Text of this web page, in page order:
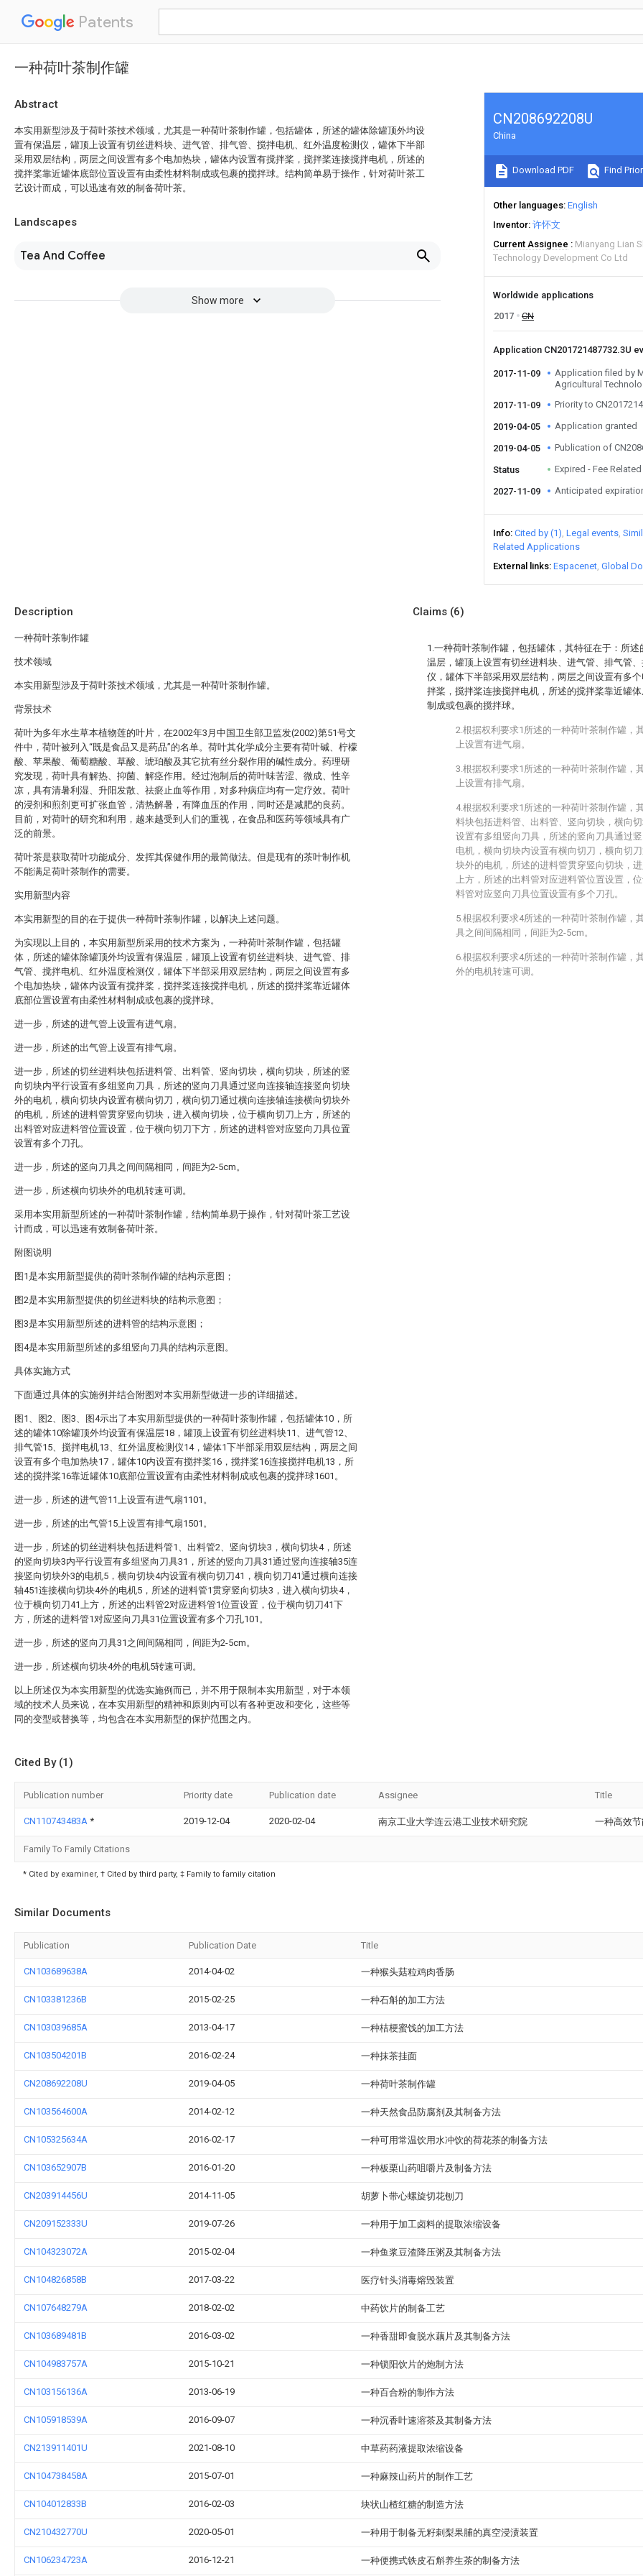
Patents
一种荷叶茶制作罐
Abstract
本实用新型涉及于荷叶茶技术领域，尤其是一种荷叶茶制作罐，包括罐体，所述的罐体除罐顶外均设
置有保温层，罐顶上设置有切丝进料块、进气管、排气管、搅拌电机、红外温度检测仪，罐体下半部
采用双层结构，两层之间设置有多个电加热块，罐体内设置有搅拌桨，搅拌桨连接搅拌电机，所述的
搅拌桨靠近罐体底部位置设置有由柔性材料制成或包裹的搅拌球。结构简单易于操作，针对荷叶茶工
艺设计而成，可以迅速有效的制备荷叶茶。
Landscapes
Tea And Coffee
Show more
CN208692208U
China
Download PDF Find
Other languages English
Inventor 许怀文
Current Assignee
Mianyang Lian
Technology Development Co Ltd
Worldwide applications
2017
CN
Application CN201721487732.3U
2017-11-09
Application filed by
Agricultural
2017-11-09
Priority to
2019-04-05 Application granted
2019-04-05 Publication of
Status Expired - Fee Related
2027-11-09 Anticipated
Info Cited by (1) Legal events
Related Applications
External links Espacenet Global
Description
一种荷叶茶制作罐
技术领域
本实用新型涉及于荷叶茶技术领域，尤其是一种荷叶茶制作罐。
背景技术
荷叶为多年水生草本植物莲的叶片，在2002年3月中国卫生部卫监发(2002)第51号文
件中，荷叶被列入“既是食品又是药品”的名单。荷叶其化学成分主要有荷叶碱、柠檬
酸、苹果酸、葡萄糖酸、草酸、琥珀酸及其它抗有丝分裂作用的碱性成分。药理研
究发现，荷叶具有解热、抑菌、解痉作用。经过泡制后的荷叶味苦涩、微成、性辛
凉，具有清暑利湿、升阳发散、祛瘀止血等作用，对多种病症均有一定疗效。荷叶
的浸剂和煎剂更可扩张血管，清热解暑，有降血压的作用，同时还是减肥的良药。
目前，对荷叶的研究和利用，越来越受到人们的重视，在食品和医药等领域具有广
泛的前景。
荷叶茶是获取荷叶功能成分、发挥其保健作用的最简做法。但是现有的茶叶制作机
不能满足荷叶茶制作的需要。
实用新型内容
本实用新型的目的在于提供一种荷叶茶制作罐，以解决上述问题。
为实现以上目的，本实用新型所采用的技术方案为，一种荷叶茶制作罐，包括罐
体，所述的罐体除罐顶外均设置有保温层，罐顶上设置有切丝进料块、进气管、排
气管、搅拌电机、红外温度检测仪，罐体下半部采用双层结构，两层之间设置有多
个电加热块，罐体内设置有搅拌桨，搅拌桨连接搅拌电机，所述的搅拌桨靠近罐体
底部位置设置有由柔性材料制成或包裹的搅拌球。
进一步，所述的进气管上设置有进气扇。
进一步，所述的出气管上设置有排气扇。
进一步，所述的切丝进料块包括进料管、出料管、竖向切块，横向切块，所述的竖
向切块内平行设置有多组竖向刀具，所述的竖向刀具通过竖向连接轴连接竖向切块
外的电机，横向切块内设置有横向切刀，横向切刀通过横向连接轴连接横向切块外
的电机，所述的进料管贯穿竖向切块，进入横向切块，位于横向切刀上方，所述的
出料管对应进料管位置设置，位于横向切刀下方，所述的进料管对应竖向刀具位置
设置有多个刀孔。
进一步，所述的竖向刀具之间间隔相同，间距为2-5cm。
进一步，所述横向切块外的电机转速可调。
采用本实用新型所述的一种荷叶茶制作罐，结构简单易于操作，针对荷叶茶工艺设
计而成，可以迅速有效制备荷叶茶。
附图说明
图1是本实用新型提供的荷叶茶制作罐的结构示意图；
图2是本实用新型提供的切丝进料块的结构示意图；
图3是本实用新型所述的进料管的结构示意图；
图4是本实用新型所述的多组竖向刀具的结构示意图。
具体实施方式
下面通过具体的实施例并结合附图对本实用新型做进一步的详细描述。
图1、图2、图3、图4示出了本实用新型提供的一种荷叶茶制作罐，包括罐体10，所
述的罐体10除罐顶外均设置有保温层18，罐顶上设置有切丝进料块11、进气管12、
排气管15、搅拌电机13、红外温度检测仪14，罐体1下半部采用双层结构，两层之间
设置有多个电加热块17，罐体10内设置有搅拌桨16，搅拌桨16连接搅拌电机13，所
述的搅拌桨16靠近罐体10底部位置设置有由柔性材料制成或包裹的搅拌球1601。
进一步，所述的进气管11上设置有进气扇1101。
进一步，所述的出气管15上设置有排气扇1501。
进一步，所述的切丝进料块包括进料管1、出料管2、竖向切块3，横向切块4，所述
的竖向切块3内平行设置有多组竖向刀具31，所述的竖向刀具31通过竖向连接轴35连
接竖向切块外3的电机5，横向切块4内设置有横向切刀41，横向切刀41通过横向连接
轴451连接横向切块4外的电机5，所述的进料管1贯穿竖向切块3，进入横向切块4，
位于横向切刀41上方，所述的出料管2对应进料管1位置设置，位于横向切刀41下
方，所述的进料管1对应竖向刀具31位置设置有多个刀孔101。
进一步，所述的竖向刀具31之间间隔相同，间距为2-5cm。
进一步，所述横向切块4外的电机5转速可调。
以上所述仅为本实用新型的优选实施例而已，并不用于限制本实用新型，对于本领
域的技术人员来说，在本实用新型的精神和原则内可以有各种更改和变化，这些等
同的变型或替换等，均包含在本实用新型的保护范围之内。
Claims (6)
1.一种荷叶茶制作罐，包括罐体，其特征在于：所
温层，罐顶上设置有切丝进料块、进气管、排气管
仪，罐体下半部采用双层结构，两层之间设置有多
拌桨，搅拌桨连接搅拌电机，所述的搅拌桨靠近罐
制成或包裹的搅拌球。
2.根据权利要求1所述的一种荷叶茶制作罐，
上设置有进气扇。
3.根据权利要求1所述的一种荷叶茶制作罐，
上设置有排气扇。
4.根据权利要求1所述的一种荷叶茶制作罐，
料块包括进料管、出料管、竖向切块，横向
设置有多组竖向刀具，所述的竖向刀具通过
电机，横向切块内设置有横向切刀，横向切
块外的电机，所述的进料管贯穿竖向切块，
上方，所述的出料管对应进料管位置设置，
料管对应竖向刀具位置设置有多个刀孔。
5.根据权利要求4所述的一种荷叶茶制作罐，
具之间间隔相同，间距为2-5cm。
6.根据权利要求4所述的一种荷叶茶制作罐，
外的电机转速可调。
Cited By (1)
Publication number Priority date Publication date Assignee Title
CN110743483A * 2019-12-04 2020-02-04 南京工业大学连云港工业技术研究院 一种高效
Family To Family Citations
* Cited by examiner, † Cited by third party, ‡ Family to family citation
Similar Documents
Publication Publication Date Title
CN103689638A 2014-04-02 一种猴头菇粒鸡肉香肠
CN103381236B 2015-02-25 一种石斛的加工方法
CN103039685A 2013-04-17 一种桔梗蜜饯的加工方法
CN103504201B 2016-02-24 一种抹茶挂面
CN208692208U 2019-04-05 一种荷叶茶制作罐
CN103564600A 2014-02-12 一种天然食品防腐剂及其制备方法
CN105325634A 2016-02-17 一种可用常温饮用水冲饮的荷花茶的制备方法
CN103652907B 2016-01-20 一种板栗山药咀嚼片及制备方法
CN203914456U 2014-11-05 胡萝卜带心螺旋切花刨刀
CN209152333U 2019-07-26 一种用于加工卤料的提取浓缩设备
CN104323072A 2015-02-04 一种鱼浆豆渣降压粥及其制备方法
CN104826858B 2017-03-22 医疗针头消毒熔毁装置
CN107648279A 2018-02-02 中药饮片的制备工艺
CN103689481B 2016-03-02 一种香甜即食脱水藕片及其制备方法
CN104983757A 2015-10-21 一种锁阳饮片的炮制方法
CN103156136A 2013-06-19 一种百合粉的制作方法
CN105918539A 2016-09-07 一种沉香叶速溶茶及其制备方法
CN213911401U 2021-08-10 中草药药液提取浓缩设备
CN104738458A 2015-07-01 一种麻辣山药片的制作工艺
CN104012833B 2016-02-03 块状山楂红糖的制造方法
CN210432770U 2020-05-01 一种用于制备无籽刺梨果脯的真空浸渍装置
CN106234723A 2016-12-21 一种便携式铁皮石斛养生茶的制备方法